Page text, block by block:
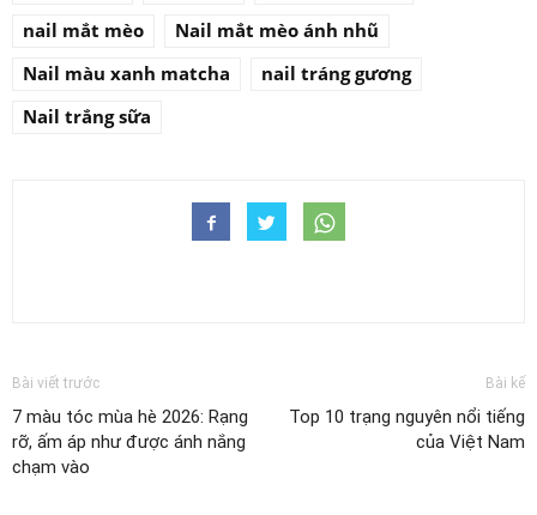
nail mắt mèo
Nail mắt mèo ánh nhũ
Nail màu xanh matcha
nail tráng gương
Nail trắng sữa
Bài viết trước
7 màu tóc mùa hè 2026: Rạng
rỡ, ấm áp như được ánh nắng
chạm vào
Bài kế
Top 10 trạng nguyên nổi tiếng
của Việt Nam